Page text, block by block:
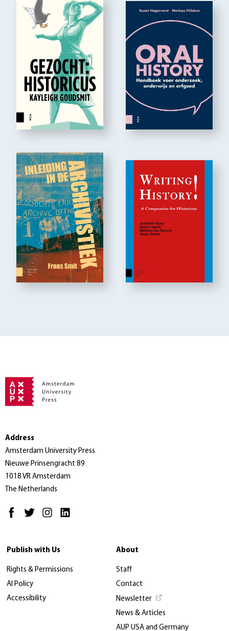
Address
Amsterdam University Press
Nieuwe Prinsengracht 89
1018 VR Amsterdam
The Netherlands
Publish with Us
Rights & Permissions
AI Policy
Accessibility
About
Staff
Contact
Newsletter
News & Articles
AUP USA and Germany